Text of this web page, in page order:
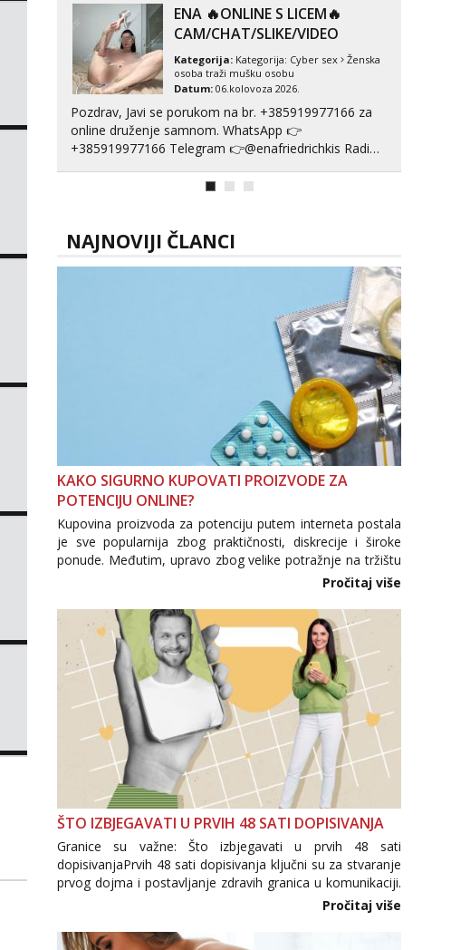
nisi vidio. Uvijek sam spremna za ONLOINE zabavu...
ENA 🔥ONLINE S LICEM🔥
CAM/CHAT/SLIKE/VIDEO
Kategorija: Kategorija: Cyber sex
Ženska
osoba traži mušku osobu
Datum: 06.kolovoza 2026.
Pozdrav, Javi se porukom na br. +385919977166 za
online druženje samnom. WhatsApp 👉
+385919977166 Telegram 👉@enafriedrichkis Radim
(Tina&Natali), razne kombinacije halteri, haljine,
NAJNOVIJI ČLANCI
KAKO SIGURNO KUPOVATI PROIZVODE ZA
POTENCIJU ONLINE?
Kupovina proizvoda za potenciju putem interneta postala
je sve popularnija zbog praktičnosti, diskrecije i široke
ponude. Međutim, upravo zbog velike potražnje na tržištu
se pojavljuju i brojni krivotvoreni proizvodi, nepouzdane
internetske trgovine te proizvodi nepoznatog podrijetla. ...
Pročitaj više
ŠTO IZBJEGAVATI U PRVIH 48 SATI DOPISIVANJA
Granice su važne: Što izbjegavati u prvih 48 sati
dopisivanjaPrvih 48 sati dopisivanja ključni su za stvaranje
prvog dojma i postavljanje zdravih granica u komunikaciji.
Važno je izbjeći prebrzo otkrivanje osobnih ili intimnih
informacija, jer nepoznata osoba još nije zaslužila to
povjerenje. Takođe...
Pročitaj više